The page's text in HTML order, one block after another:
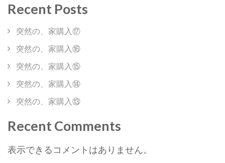
Recent Posts
突然の、家購入⑰
突然の、家購入⑯
突然の、家購入⑮
突然の、家購入⑭
突然の、家購入⑬
Recent Comments
表示できるコメントはありません。